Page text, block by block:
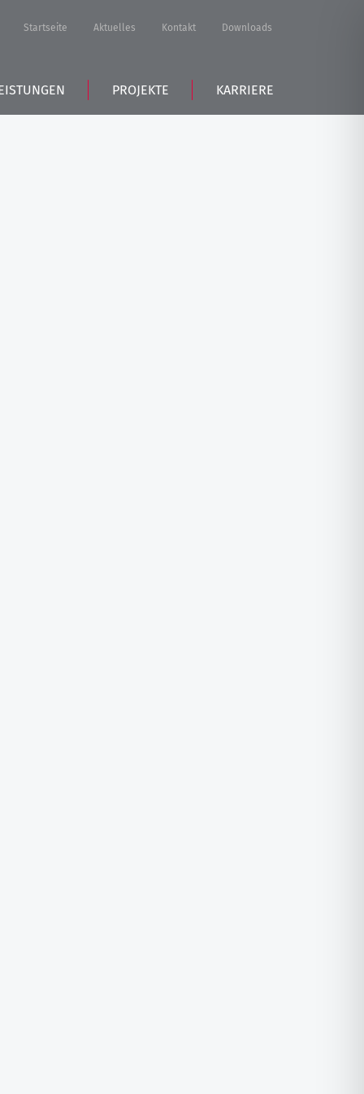
PROJEKTE KARRIERE
Startseite Aktuelles Kontakt Downloads